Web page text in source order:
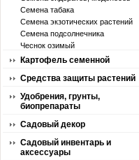
Семена табака
Семена экзотических растений
Семена подсолнечника
Чеснок озимый
Картофель семенной
Средства защиты растений
Удобрения, грунты,
биопрепараты
Садовый декор
Садовый инвентарь и
аксессуары